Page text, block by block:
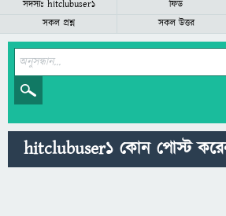
সদস্যঃ hitclubuser1 ফিড
সকল প্রশ্ন
সকল উত্তর
hitclubuser1 কোন পোস্ট